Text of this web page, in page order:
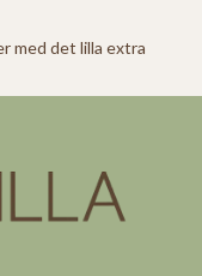
med det lilla extra